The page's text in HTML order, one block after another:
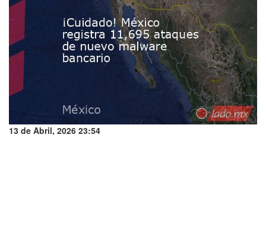
13 de Abril, 2026 23:54